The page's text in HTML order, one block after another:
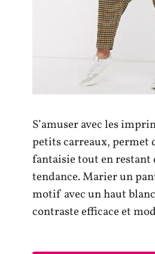
S’amuser avec les
petits carreaux, permet
fantaisie tout en restant
tendance. Marier un
motif avec un haut
contraste efficace et